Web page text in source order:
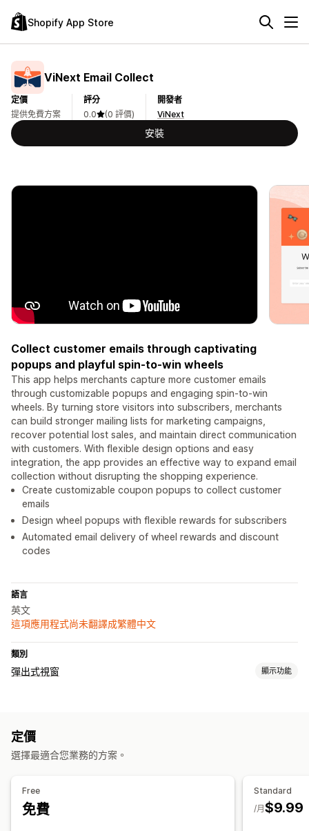
Shopify App Store
ViNext Email Collect
定價
提供免費方案
評分
0.0
(0 評價)
開發者
ViNext
安裝
Collect customer emails through captivating
popups and playful spin-to-win wheels
This app helps merchants capture more customer emails
through customizable popups and engaging spin-to-win
wheels. By turning store visitors into subscribers, merchants
can build stronger mailing lists for marketing campaigns,
recover potential lost sales, and maintain direct communication
with customers. With flexible design options and easy
integration, the app provides an effective way to expand email
collection without disrupting the shopping experience.
Create customizable coupon popups to collect customer
emails
Design wheel popups with flexible rewards for subscribers
Automated email delivery of wheel rewards and discount
codes
語言
英文
這項應用程式尚未翻譯成繁體中文
類別
彈出式視窗 顯示功能
定價
選擇最適合您業務的方案。
Free
免費
Standard
$9.99
/月